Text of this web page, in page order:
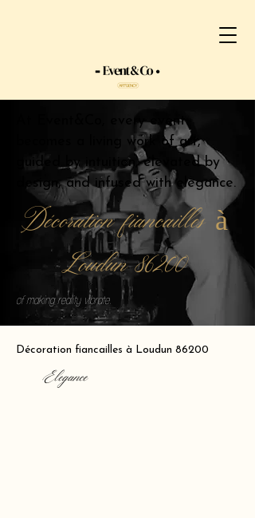
At Event&Co, every event
becomes a living work of art,
guided by intuition, elevated by
design, and infused with elegance.
Décoration fiancailles à
Loudun 86200
of making reality vibrate.
Décoration fiancailles à Loudun 86200
Elegance